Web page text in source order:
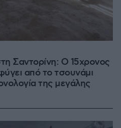
Σαντορίνη: Ο 15χρονος
από το τσουνάμι
της μεγάλης